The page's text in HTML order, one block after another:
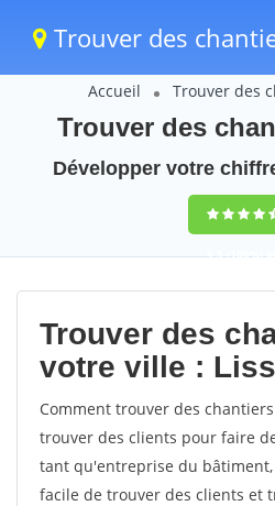
Trouver des
Accueil Trouver des
Trouver des
Développer votre
9,5(100%)
votes
Trouver des
votre ville :
Comment trouver des
trouver des clients pour faire
tant qu'entreprise du
facile de trouver des clients et